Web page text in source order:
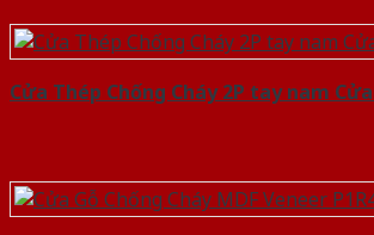
Cửa Thép Chống Cháy 2P tay nam